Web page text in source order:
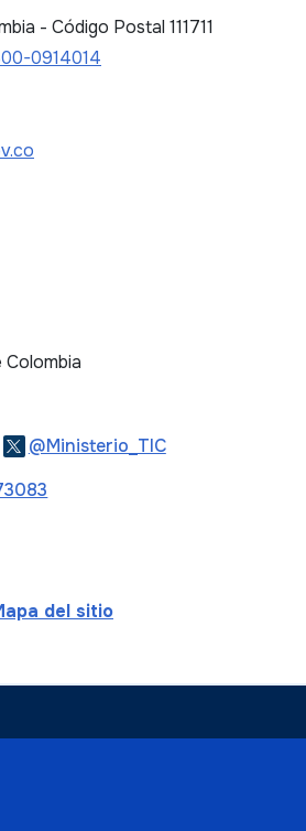
- Código Postal 111711
0914014
Tiktok
@Ministerio_TICLogo Twitter
del sitio